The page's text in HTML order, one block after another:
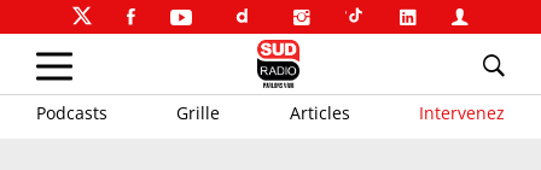
Podcasts Grille Articles Intervenez